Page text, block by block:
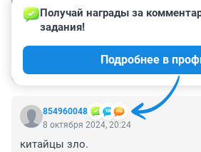
854960048
Получай награды за
задания!
Подробнее в
8 октября 2024, 20:24
китайцы зло.